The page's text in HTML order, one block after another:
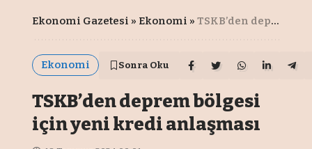
Ekonomi Gazetesi » Ekonomi »TSKB’den deprem bölgesi için yeni kredi anlaşması
Ekonomi Sonra Oku
TSKB’den deprem bölgesi
için yeni kredi anlaşması